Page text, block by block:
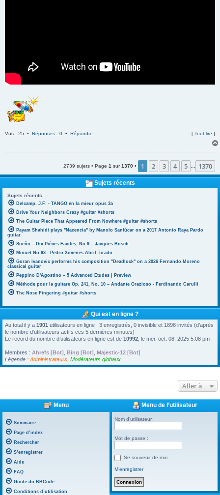
Vus : 25 • Réponses : 0 • Répondre [ Tout lire ]
2739 sujets • Page 1 sur1370 • 1 2 3 4 5 1370
Sujets récents
Sujets récents
Delcamp. J.F: - TANGO en la mieur opus 3a
Drive Your Neighbors Crazy #guitar #shorts
The Guitar Piece That Appeared From Nowhere #guitar #shorts
Payam Shahidi plays "Nacencia" by Manolo Sanlúcar on a 2017 Antonio Raya Pardo
guitar
Sueño – Dix Pièces Faciles, No.9 – Jacques Bosch
Minuet No.63 - Pedro Ximenes Abril Tirado
Goran Ivanovic performs his composition "Deadlock" on a 2026 Fernando Moreno
classical guitar
Peppino D'Agostino – 5 Advanced Etudes | Preview
Méthode pour la guitare Op. 241, No. 10 – Andante Grazioso - Ferdinando Carulli
The Nose Fingering #guitar #shorts
Qui est en ligne ?
Au total il y a 1901 utilisateurs en ligne : 3 enregistrés, 0 invisible et 1898 invités (d’après
le nombre d’utilisateurs actifs ces 5 dernières minutes)
Le record du nombre d’utilisateurs en ligne est de 10992 , le mer. oct. 08, 2025 5:08 pm
Membres : Ahrefs [Bot] Bing [Bot] Majestic-12 [Bot]
Légende : Administrateurs Modérateurs globaux
Aller à
Menu
Sommaire
Page d’index
Rechercher
S’enregistrer
Aide
FAQ
Guide du BBCode
Conditions d’utilisation
Menu de l’utilisateur
Nom d’utilisateur :
Mot de passe :
Se souvenir de moi
M’enregistrer